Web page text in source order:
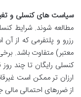
سیاست های کنسلی و
مطالعه شوند. شرایط
رزرو و پلتفرمی که از
معتبر) متفاوت باشد.
کنسلی رایگان تا چند
ارزان تر ممکن است
از ضررهای احتمالی